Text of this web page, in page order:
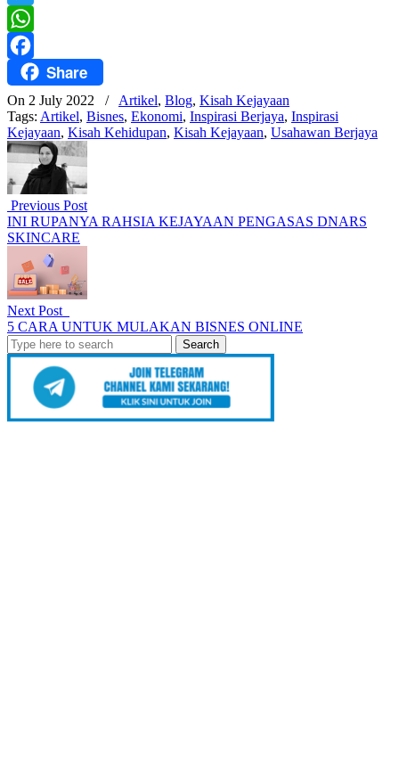
Twitter
WhatsApp
FacebookShare
On 2 July 2022 / Artikel, Blog, Kisah Kejayaan
Tags: Artikel, Bisnes, Ekonomi, Inspirasi Berjaya, Inspirasi
Kejayaan, Kisah Kehidupan, Kisah Kejayaan, Usahawan Berjaya
Previous Post
INI RUPANYA RAHSIA KEJAYAAN PENGASAS DNARS
SKINCARE
Next Post
5 CARA UNTUK MULAKAN BISNES ONLINE
Search
for: